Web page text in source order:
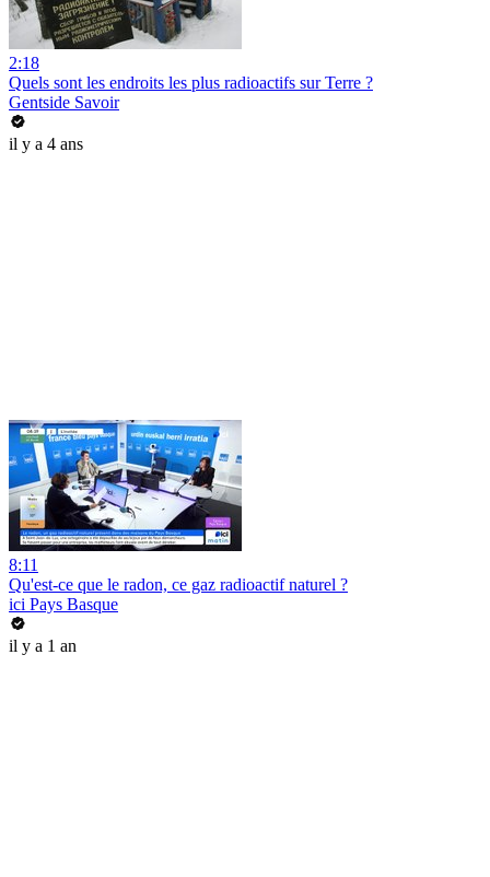
2:18
Quels sont les endroits les plus radioactifs sur Terre ?
Gentside Savoir
il y a 4 ans
8:11
Qu'est-ce que le radon, ce gaz radioactif naturel ?
ici Pays Basque
il y a 1 an